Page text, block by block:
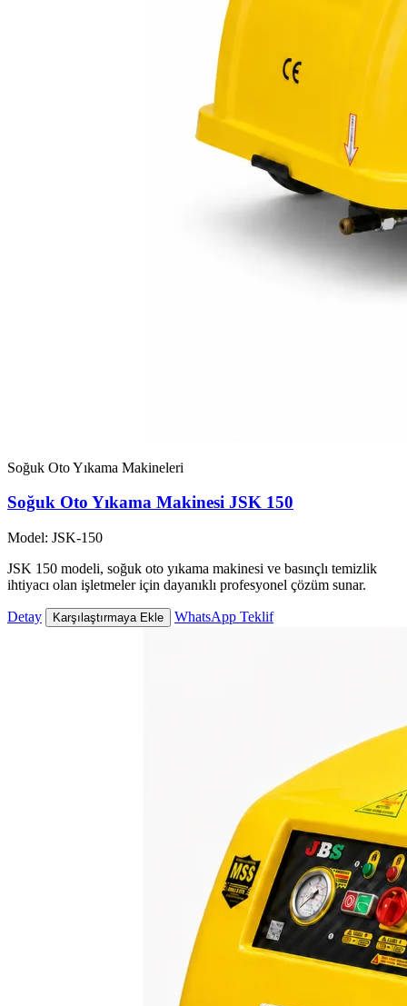
Soğuk Oto Yıkama Makineleri
Soğuk Oto Yıkama Makinesi JSK 150
Model: JSK-150
JSK 150 modeli, soğuk oto yıkama makinesi ve basınçlı temizlik
ihtiyacı olan işletmeler için dayanıklı profesyonel çözüm sunar.
Detay Karşılaştırmaya Ekle WhatsApp Teklif